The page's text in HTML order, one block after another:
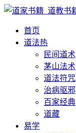
首页
道法热
民间道术
茅山法术
道法符咒
治病驱邪
百家经典
道藏
易学